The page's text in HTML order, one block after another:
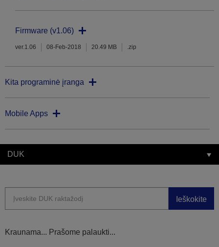
Firmware (v1.06)
ver.1.06 08-Feb-2018 20.49 MB .zip
Kita programinė įranga
Mobile Apps
DUK
Ieškokite
Kraunama... Prašome palaukti...